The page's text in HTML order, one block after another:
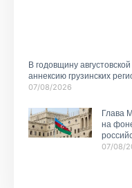
В годовщину
аннексию грузинских
07/08/2026
Глава
на
07/08/